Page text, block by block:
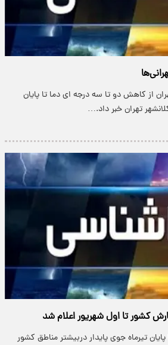
از کاهش دو تا سه درجه ای دما تا پایان
تهران خبر داد.…
کشور تا اول شهریور اعلام شد
تیرماه جوی پایدار دربیشتر مناطق کشور